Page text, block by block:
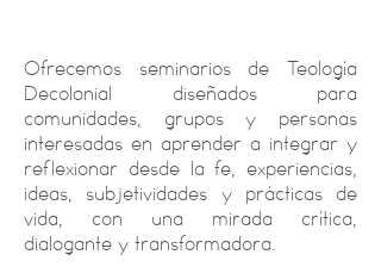
Ofrecemos seminarios de Teología
Decolonial diseñados para
comunidades, grupos y personas
interesadas en aprender a integrar y
reflexionar desde la fe, experiencias,
ideas, subjetividades y prácticas de
vida, con una mirada crítica,
dialogante y transformadora.